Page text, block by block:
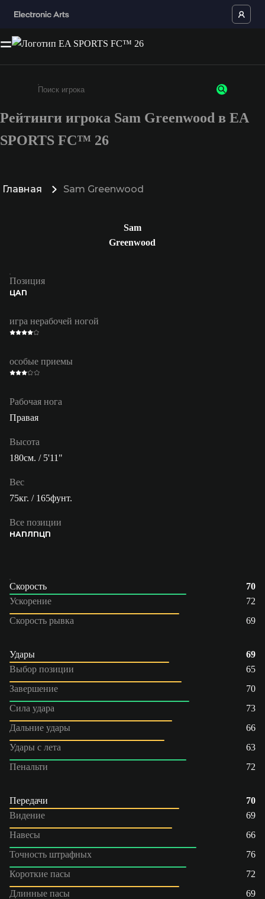
Введите не менее 3 символов или цифр
Рейтинги игрока Sam Greenwood в EA
SPORTS FC™ 26
Главная Sam Greenwood
Sam
Greenwood
Позиция
ЦАП
игра нерабочей ногой
особые приемы
Рабочая нога
Правая
Высота
180см. / 5'11"
Вес
75кг. / 165фунт.
Все позиции
НАПЛПЦП
Скорость
70
Ускорение
72
Скорость рывка
69
Удары
69
Выбор позиции
65
Завершение
70
Сила удара
73
Дальние удары
66
Удары с лета
63
Пенальти
72
Передачи
70
Видение
69
Навесы
66
Точность штрафных
76
Короткие пасы
72
Длинные пасы
69